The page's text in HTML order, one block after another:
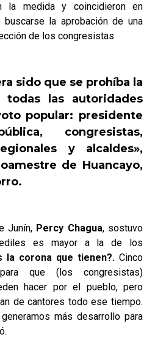
la medida y coincidieron en
la aprobación de una
de los congresistas
sido que se prohíba la
todas las autoridades
popular: presidente
congresistas,
y alcaldes»,
de Huancayo,
Junín, Percy Chagua, sostuvo
es mayor a la de los
la corona que tienen?. Cinco
que (los congresistas)
hacer por el pueblo, pero
de cantores todo ese tiempo.
más desarrollo para